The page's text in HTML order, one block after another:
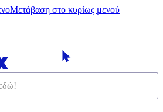
Μετάβαση στο κυρίως μενού